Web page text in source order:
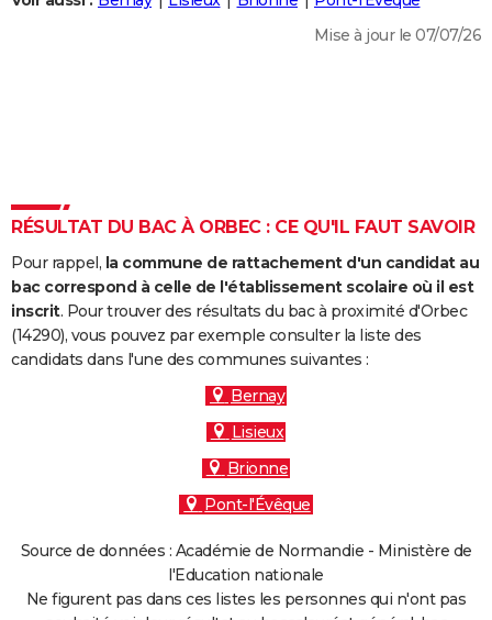
DICTIONNAIRE
COPAINS D'AVANT
S'inscrire
Se connecter
Lycées
Collèges
Primaires
Universités
Entreprises
Service militaire
Avis de recherche
AVIS DE DÉCÈS
Mise à jour le 07/07/26
RÉSULTAT DU BAC À ORBEC : CE QU'IL FAUT SAVOIR
Pour rappel, la commune de rattachement d'un candidat au
bac correspond à celle de l'établissement scolaire où il est
inscrit. Pour trouver des résultats du bac à proximité d'Orbec
(14290), vous pouvez par exemple consulter la liste des
candidats dans l'une des communes suivantes :
Bernay
Lisieux
Brionne
Pont-l'Évêque
Source de données : Académie de Normandie - Ministère de
l'Education nationale
Ne figurent pas dans ces listes les personnes qui n'ont pas